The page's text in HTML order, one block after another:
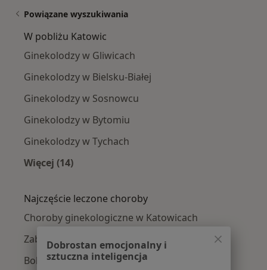
Powiązane wyszukiwania
W pobliżu Katowic
Ginekolodzy w Gliwicach
Ginekolodzy w Bielsku-Białej
Ginekolodzy w Sosnowcu
Ginekolodzy w Bytomiu
Ginekolodzy w Tychach
Więcej (14)
Najczęście leczone choroby
Choroby ginekologiczne w Katowicach
Zaburzenia miesiączkowania w Katowicach
Bolesne miesiączkowanie w Katowicach
Dobrostan emocjonalny i
sztuczna inteligencja